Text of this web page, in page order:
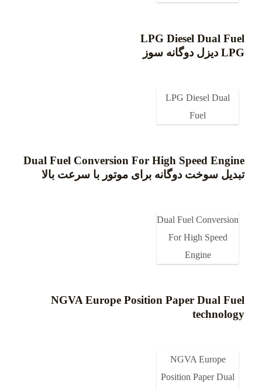
LPG Diesel Dual Fuel
LPG دیزل دوگانه سوز
LPG Diesel Dual
Fuel
Dual Fuel Conversion For High Speed Engine
تبدیل سوخت دوگانه برای موتور با سرعت بالا
Dual Fuel Conversion
For High Speed
Engine
NGVA Europe Position Paper Dual Fuel
technology
NGVA Europe
Position Paper Dual